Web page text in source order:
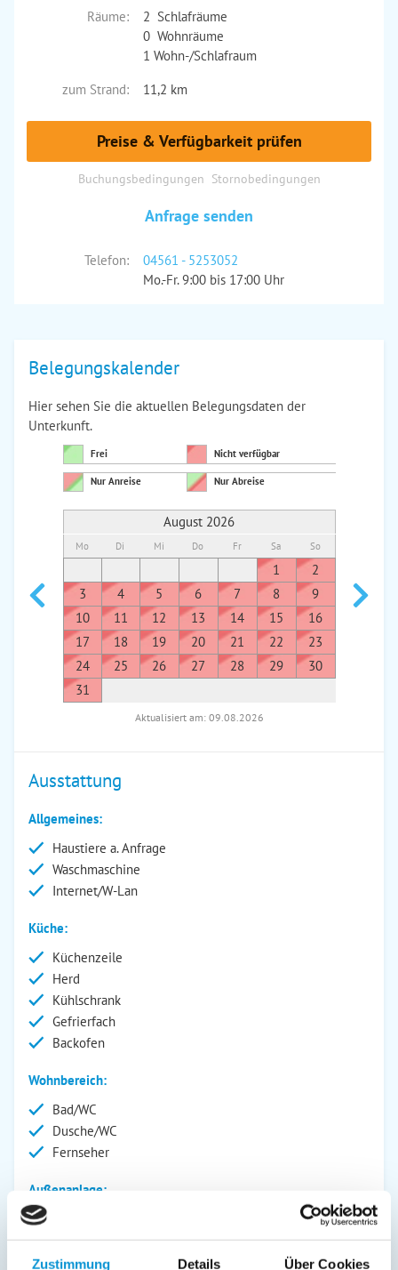
Zustimmung Details Über Cookies
Räume:
2 Schlafräume
0 Wohnräume
1 Wohn-/Schlafraum
zum Strand:
11,2 km
Preise & Verfügbarkeit prüfen
Buchungsbedingungen Stornobedingungen
Anfrage senden
Telefon:
04561 - 5253052
Mo.-Fr. 9:00 bis 17:00 Uhr
Belegungskalender
Hier sehen Sie die aktuellen Belegungsdaten der
Unterkunft.
Frei Nicht verfügbar
Nur Anreise Nur Abreise
August 2026
Mo Di Mi Do Fr Sa So
1
2
3
4 5 6 7 8
9
10
11 12 13 14 15
16
17
18 19 20 21 22
23
24
25 26 27 28 29
30
31
7
Aktualisiert am: 09.08.2026
Ausstattung
Allgemeines:
Haustiere a. Anfrage
Waschmaschine
Internet/W-Lan
Küche:
Küchenzeile
Herd
Kühlschrank
Gefrierfach
Backofen
Wohnbereich:
Bad/WC
Dusche/WC
Fernseher
Außenanlage:
Service:
Bettwäsche inkl.